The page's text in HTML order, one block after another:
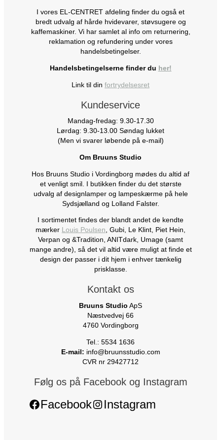
I vores EL-CENTRET afdeling finder du også et
bredt udvalg af hårde hvidevarer, støvsugere og
kaffemaskiner. Vi har samlet al info om returnering,
reklamation og refundering under vores
handelsbetingelser.
Handelsbetingelserne finder du her!
Link til din fortrydelsesret
Kundeservice
Mandag-fredag: 9.30-17.30
Lørdag: 9.30-13.00 Søndag lukket
(Men vi svarer løbende på e-mail)
Om Bruuns Studio
Hos Bruuns Studio i Vordingborg mødes du altid af
et venligt smil. I butikken finder du det største
udvalg af designlamper og lampeskærme på hele
Sydsjælland og Lolland Falster.
I sortimentet findes der blandt andet de kendte
mærker Louis Poulsen, Gubi, Le Klint, Piet Hein,
Verpan og &Tradition, ANITdark, Umage (samt
mange andre), så det vil altid være muligt at finde et
design der passer i dit hjem i enhver tænkelig
prisklasse.
Kontakt os
Bruuns Studio ApS
Næstvedvej 66
4760 Vordingborg
Tel.: 5534 1636
E-mail: info@bruunsstudio.com
CVR nr 29427712
Følg os på Facebook og Instagram
Facebook Instagram